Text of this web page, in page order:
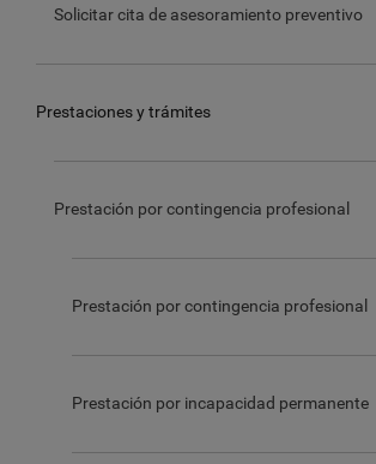
Solicitar cita de asesoramiento preventivo
Prestaciones y trámites
Prestación por contingencia profesional
Prestación por contingencia profesional
Prestación por incapacidad permanente